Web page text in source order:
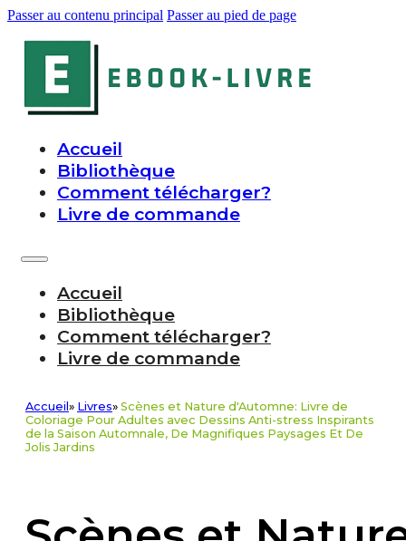
Passer au contenu principal Passer au pied de page
Accueil
Bibliothèque
Comment télécharger?
Livre de commande
Accueil
Bibliothèque
Comment télécharger?
Livre de commande
Accueil » Livres» Scènes et Nature d'Automne: Livre de
Coloriage Pour Adultes avec Dessins Anti-stress Inspirants
de la Saison Automnale, De Magnifiques Paysages Et De
Jolis Jardins